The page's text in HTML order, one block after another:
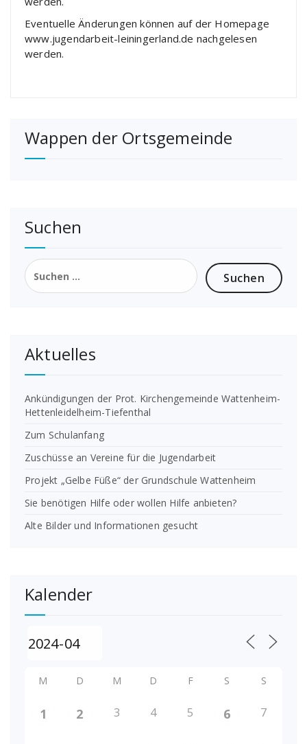
Eventuelle Änderungen können auf der Homepage
www.jugendarbeit-leiningerland.de nachgelesen
werden.
Wappen der Ortsgemeinde
Suchen
Suchen
nach:
Aktuelles
Ankündigungen der Prot. Kirchengemeinde Wattenheim-
Hettenleidelheim-Tiefenthal
Zum Schulanfang
Zuschüsse an Vereine für die Jugendarbeit
Projekt „Gelbe Füße“ der Grundschule Wattenheim
Sie benötigen Hilfe oder wollen Hilfe anbieten?
Alte Bilder und Informationen gesucht
Kalender
M D M D F S S
1 2 3 4 5 6 7